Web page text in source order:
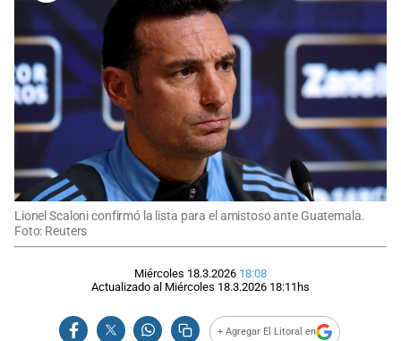
Lionel Scaloni confirmó la lista para el amistoso ante Guatemala.
Foto: Reuters
Miércoles 18.3.2026 18:08
Actualizado al Miércoles 18.3.2026 18:11hs
+ Agregar El Litoral en